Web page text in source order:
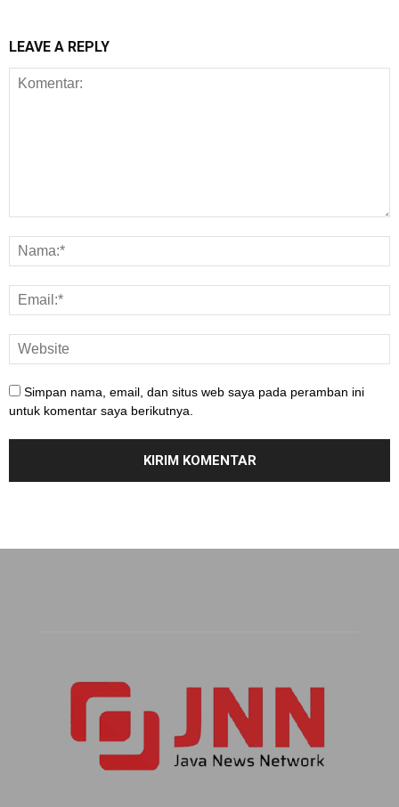
LEAVE A REPLY
Simpan nama, email, dan situs web saya pada peramban ini
untuk komentar saya berikutnya.